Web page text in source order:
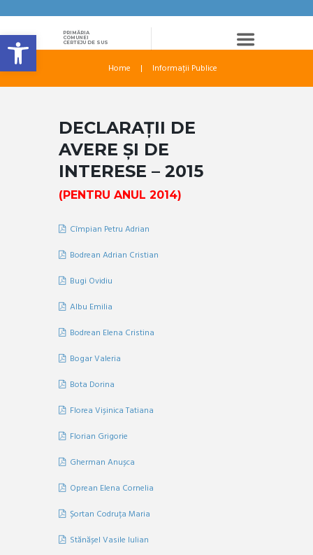
Deschide bara de unelte PRIMĂRIA
COMUNEI
CERTEJU DE SUS
Home Informații Publice
DECLARAȚII DE
AVERE ȘI DE
INTERESE – 2015
(PENTRU ANUL 2014)
Cîmpian Petru Adrian
Bodrean Adrian Cristian
Bugi Ovidiu
Albu Emilia
Bodrean Elena Cristina
Bogar Valeria
Bota Dorina
Florea Vișinica Tatiana
Florian Grigorie
Gherman Anușca
Oprean Elena Cornelia
Șortan Codruța Maria
Stănășel Vasile Iulian